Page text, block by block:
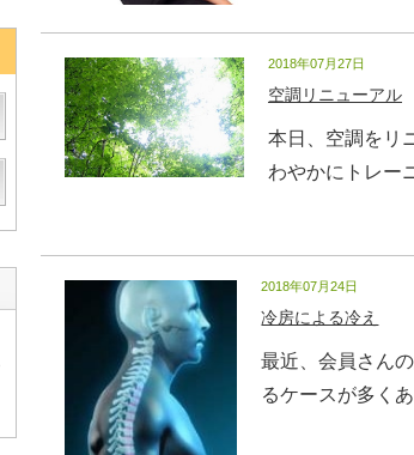
2018年07月27日
空調リニューアル
本日、空調をリ
わやかにトレー
2018年07月24日
冷房による冷え
最近、会員さん
るケースが多く